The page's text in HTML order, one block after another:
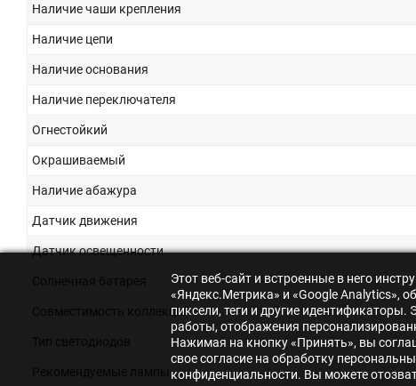
Наличие чаши крепления
Наличие цепи
Наличие основания
Наличие переключателя
Огнестойкий
Окрашиваемый
Наличие абажура
Датчик движения
Датчик освещенности
Совместимость коллекций
Этот веб-сайт и встроенные в него
«Яндекс.Метрика» и «Google Analytics»,
пиксели, теги и другие
работы, отображения
Нажимая на кнопку «Принять», вы
свое согласие на обработку
конфиденциальности. Вы можете